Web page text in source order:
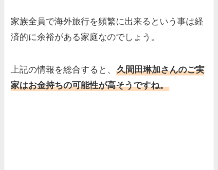
家族全員で海外旅行を頻繁に出来るという事は経
済的に余裕がある家庭なのでしょう。
上記の情報を総合すると、久間田琳加さんのご実
家はお金持ちの可能性が高そうですね。